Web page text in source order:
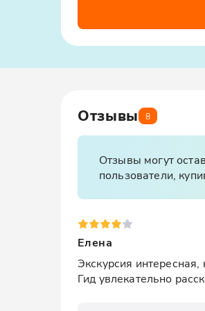
Отзывы 8
Отзывы могут
пользователи,
Елена
Экскурсия
Гид увлекательно